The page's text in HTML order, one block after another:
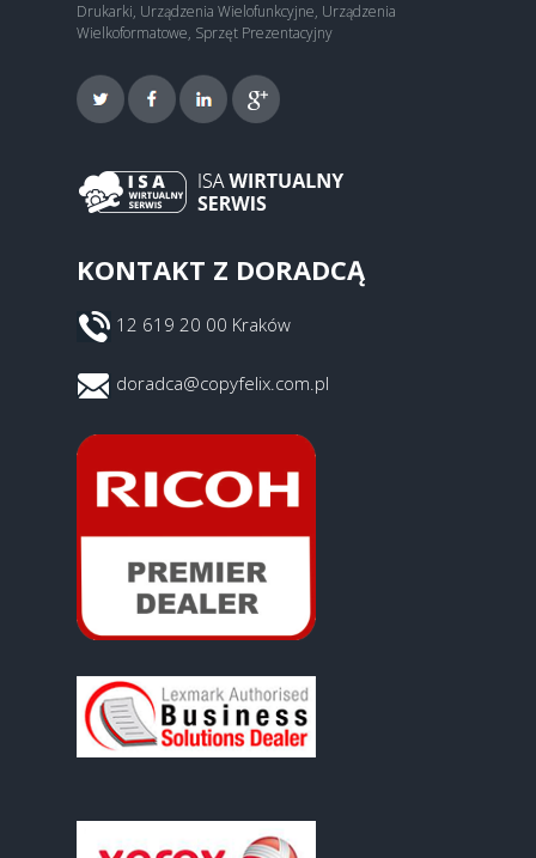
Drukarki, Urządzenia Wielofunkcyjne, Urządzenia
Wielkoformatowe, Sprzęt Prezentacyjny
KONTAKT Z DORADCĄ
12 619 20 00 Kraków
doradca@copyfelix.com.pl